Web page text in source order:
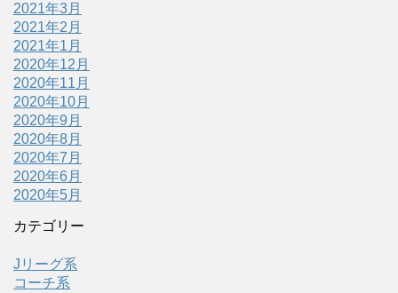
2021年3月
2021年2月
2021年1月
2020年12月
2020年11月
2020年10月
2020年9月
2020年8月
2020年7月
2020年6月
2020年5月
カテゴリー
Jリーグ系
コーチ系